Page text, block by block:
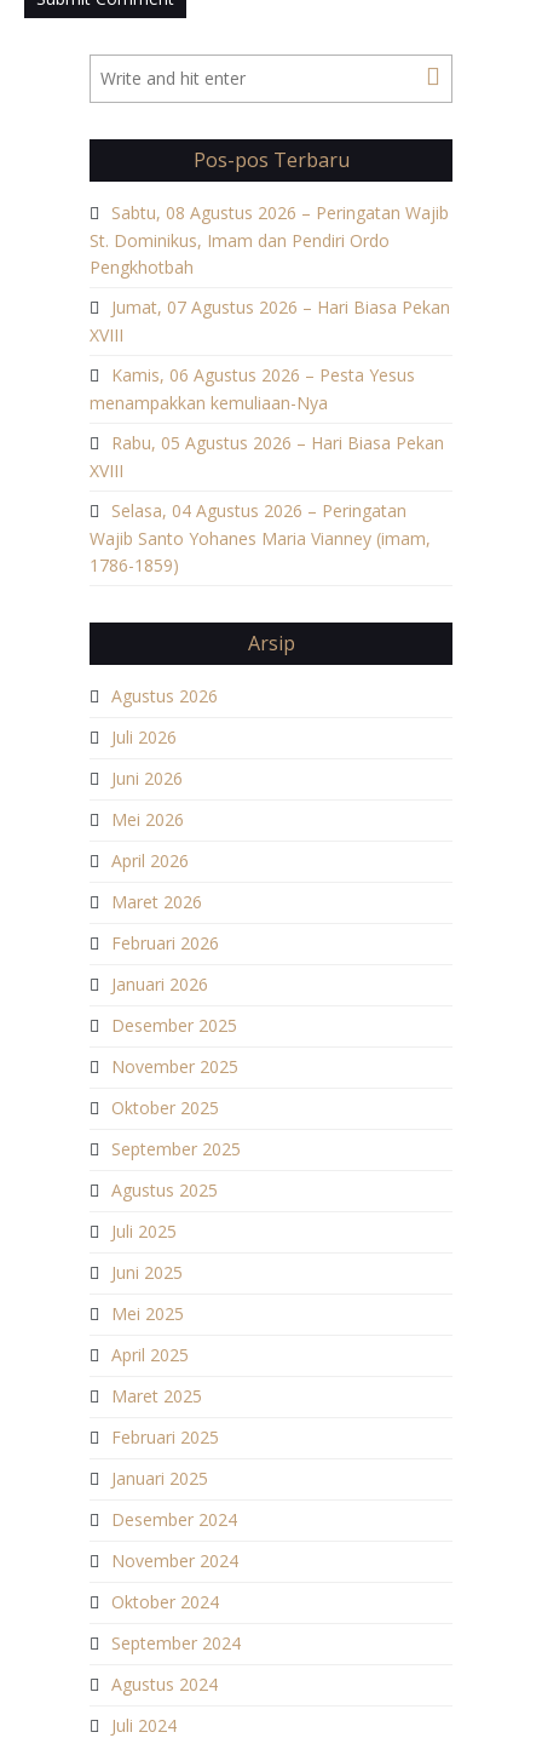
Pos-pos Terbaru
Sabtu, 08 Agustus 2026 – Peringatan Wajib
St. Dominikus, Imam dan Pendiri Ordo
Pengkhotbah
Jumat, 07 Agustus 2026 – Hari Biasa Pekan
XVIII
Kamis, 06 Agustus 2026 – Pesta Yesus
menampakkan kemuliaan-Nya
Rabu, 05 Agustus 2026 – Hari Biasa Pekan
XVIII
Selasa, 04 Agustus 2026 – Peringatan
Wajib Santo Yohanes Maria Vianney (imam,
1786-1859)
Arsip
Agustus 2026
Juli 2026
Juni 2026
Mei 2026
April 2026
Maret 2026
Februari 2026
Januari 2026
Desember 2025
November 2025
Oktober 2025
September 2025
Agustus 2025
Juli 2025
Juni 2025
Mei 2025
April 2025
Maret 2025
Februari 2025
Januari 2025
Desember 2024
November 2024
Oktober 2024
September 2024
Agustus 2024
Juli 2024